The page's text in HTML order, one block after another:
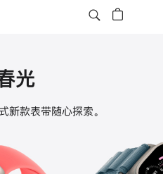
光
新款表带随心探索。